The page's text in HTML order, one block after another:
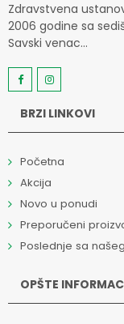
Zdravstvena
2006 godine sa
Savski venac...
BRZI LINKOVI
Početna
Akcija
Novo u ponudi
Preporučeni
Poslednje sa
OPŠTE